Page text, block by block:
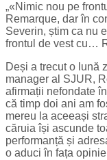
„«Nimic nou pe
Remarque, dar în
Severin, știm ca nu
frontul de vest cu…
Deși a trecut o lună
manager al SJUR,
afirmații nefondate
că timp doi ani am
mereu la aceeași
căruia își ascunde
performanță și
o aduci în fața